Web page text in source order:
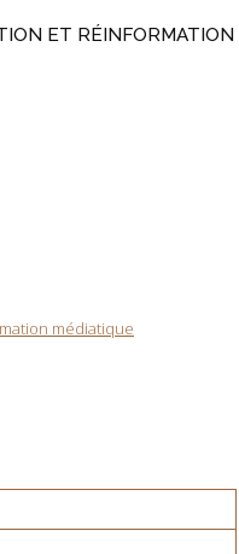
ET RÉINFORMATION
médiatique